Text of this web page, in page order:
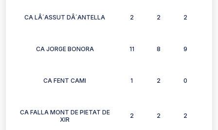
CA LÂ´ASSUT DÂ´ANTELLA 2 2 2
CA JORGE BONORA 11 8 9
CA FENT CAMI 1 2 0
CA FALLA MONT DE PIETAT DE
XIR
2 2 2